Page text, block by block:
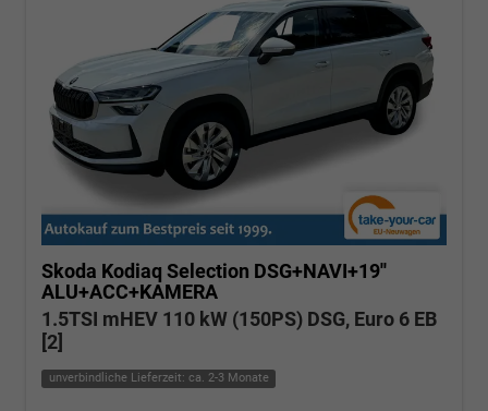
Skoda Kodiaq Selection DSG+NAVI+19''
ALU+ACC+KAMERA
1.5TSI mHEV 110 kW (150PS) DSG, Euro 6 EB
[2]
unverbindliche Lieferzeit: ca. 2-3 Monate